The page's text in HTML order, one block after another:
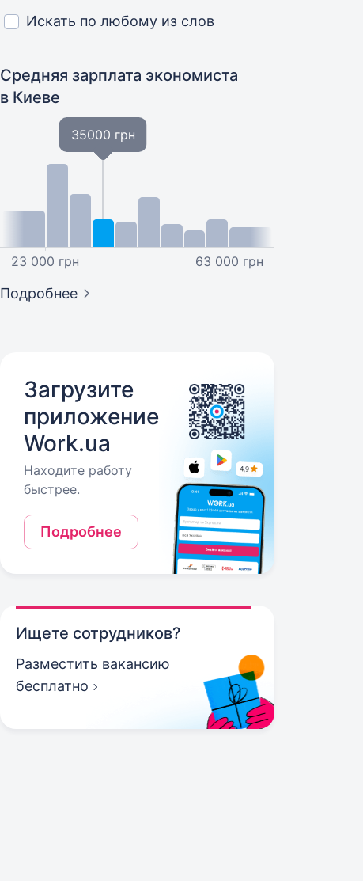
Искать по любому из слов
Средняя зарплата экономиста
в Киеве
23 000 грн
35000 грн
63 000 грн
Подробнее
Загрузите
приложение
Work.ua
Находите работу
быстрее.
Подробнее
Ищете сотрудников?
Разместить вакансию
бесплатно